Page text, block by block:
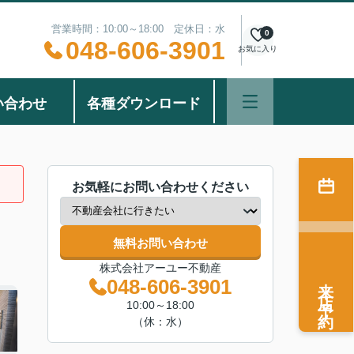
営業時間：10:00～18:00 定休日：水
048-606-3901 お気に入り
0
合わせ 各種ダウンロード
お気軽にお問い合わせください
無料お問い合わせ
株式会社アーユー不動産
048-606-3901
10:00～18:00
（休：水）
来店予約